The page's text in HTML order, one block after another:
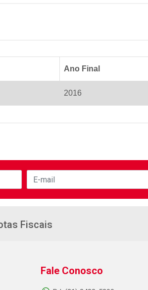
Ano Final
2016
Fiscais
Fale Conosco